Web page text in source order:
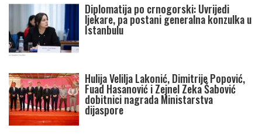
Diplomatija po crnogorski: Uvrijedi
ljekare, pa postani generalna konzulka u
Istanbulu
Hulija Velilja Lakonić, Dimitrije Popović,
Fuad Hasanović i Zejnel Zeka Šabović
dobitnici nagrada Ministarstva
dijaspore